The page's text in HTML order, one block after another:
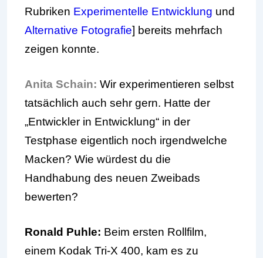
Rubriken Experimentelle Entwicklung und
Alternative Fotografie] bereits mehrfach
zeigen konnte.
Anita Schain: Wir experimentieren selbst
tatsächlich auch sehr gern. Hatte der
„Entwickler in Entwicklung“ in der
Testphase eigentlich noch irgendwelche
Macken? Wie würdest du die
Handhabung des neuen Zweibads
bewerten?
Ronald Puhle: Beim ersten Rollfilm,
einem Kodak Tri-X 400, kam es zu